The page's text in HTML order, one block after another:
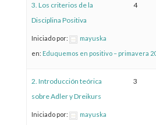
3. Los criterios de la
Disciplina Positiva
Iniciado por:
mayuska
en: Eduquemos en positivo – primavera
4
2. Introducción teórica
sobre Adler y Dreikurs
Iniciado por:
mayuska
3